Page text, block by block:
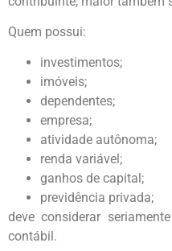
Quem possui:
investimentos;
imóveis;
dependentes;
empresa;
atividade autônoma;
renda variável;
ganhos de capital;
previdência privada;
deve considerar
contábil.